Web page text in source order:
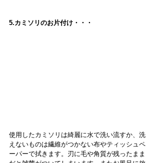
5.カミソリのお片付け・・・
使用したカミソリは綺麗に水で洗い流すか、洗
えないものは繊維がつかない布やティッシュペ
ーパーで拭きます。刃に毛や角質が残ったまま